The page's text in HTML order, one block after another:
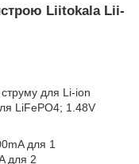
Liitokala Lii-
струму для Li-ion
LiFePO4; 1.48V
для 1
для 2